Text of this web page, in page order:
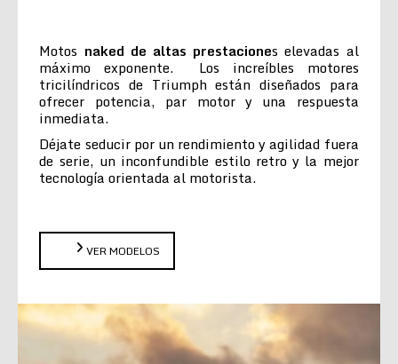
Motos naked de altas prestaciones elevadas al
máximo exponente. Los increíbles motores
tricilíndricos de Triumph están diseñados para
ofrecer potencia, par motor y una respuesta
inmediata.
Déjate seducir por un rendimiento y agilidad fuera
de serie, un inconfundible estilo retro y la mejor
tecnología orientada al motorista.
VER MODELOS